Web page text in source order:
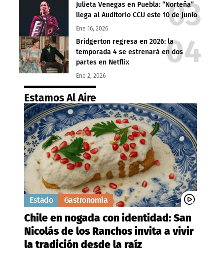
Julieta Venegas en Puebla: “Norteña”
llega al Auditorio CCU este 10 de junio
Ene 16, 2026
Bridgerton regresa en 2026: la
temporada 4 se estrenará en dos
partes en Netflix
Ene 2, 2026
Estamos Al Aire
Estado Gastronomía
Chile en nogada con identidad: San
Nicolás de los Ranchos invita a vivir
la tradición desde la raíz